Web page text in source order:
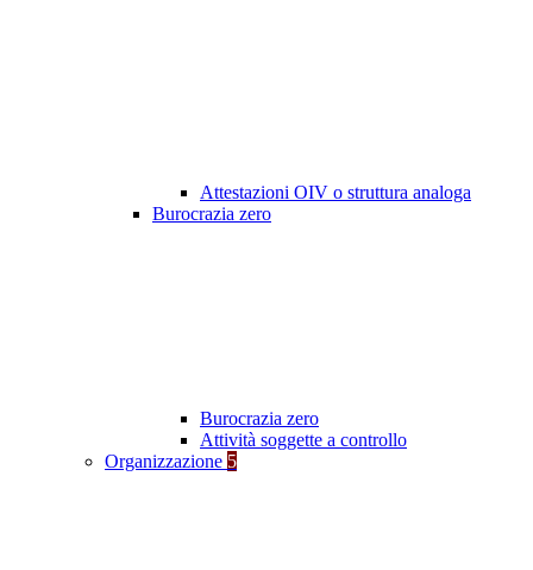
Attestazioni OIV o struttura analoga
Burocrazia zero
Burocrazia zero
Attività soggette a controllo
Organizzazione 5